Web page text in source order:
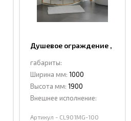
Душевое ограждение ,
100 MATT GOLD
габариты:
Ширина мм: 1000
Высота мм: 1900
Внешнее исполнение:
Артикул - CL901MG-100